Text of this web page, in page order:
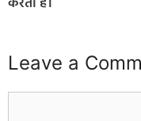
Leave a